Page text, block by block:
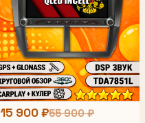
15 900 ₽55 900 ₽